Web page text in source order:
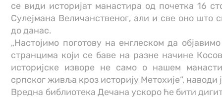
се види историјат манастира од почетка 16
Сулејмана Величанственог, али и све оно што
до данас.
„Настојимо поготову на енглеском да
странцима који се баве на разне начине
историјске изворе не само о нашем
српског живља кроз историју Метохије“, наводи
Вредна библиотека Дечана ускоро ће бити